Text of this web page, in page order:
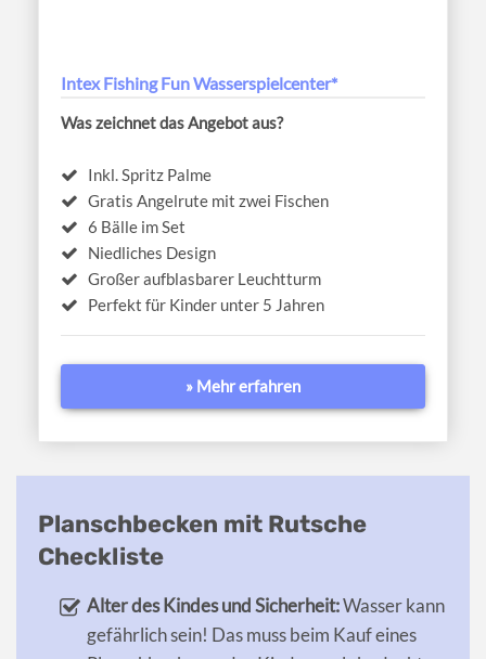
Intex Fishing Fun Wasserspielcenter*
Was zeichnet das Angebot aus?
Inkl. Spritz Palme
Gratis Angelrute mit zwei Fischen
6 Bälle im Set
Niedliches Design
Großer aufblasbarer Leuchtturm
Perfekt für Kinder unter 5 Jahren
» Mehr erfahren
Planschbecken mit Rutsche
Checkliste
Alter des Kindes und Sicherheit:Wasser kann
gefährlich sein! Das muss beim Kauf eines